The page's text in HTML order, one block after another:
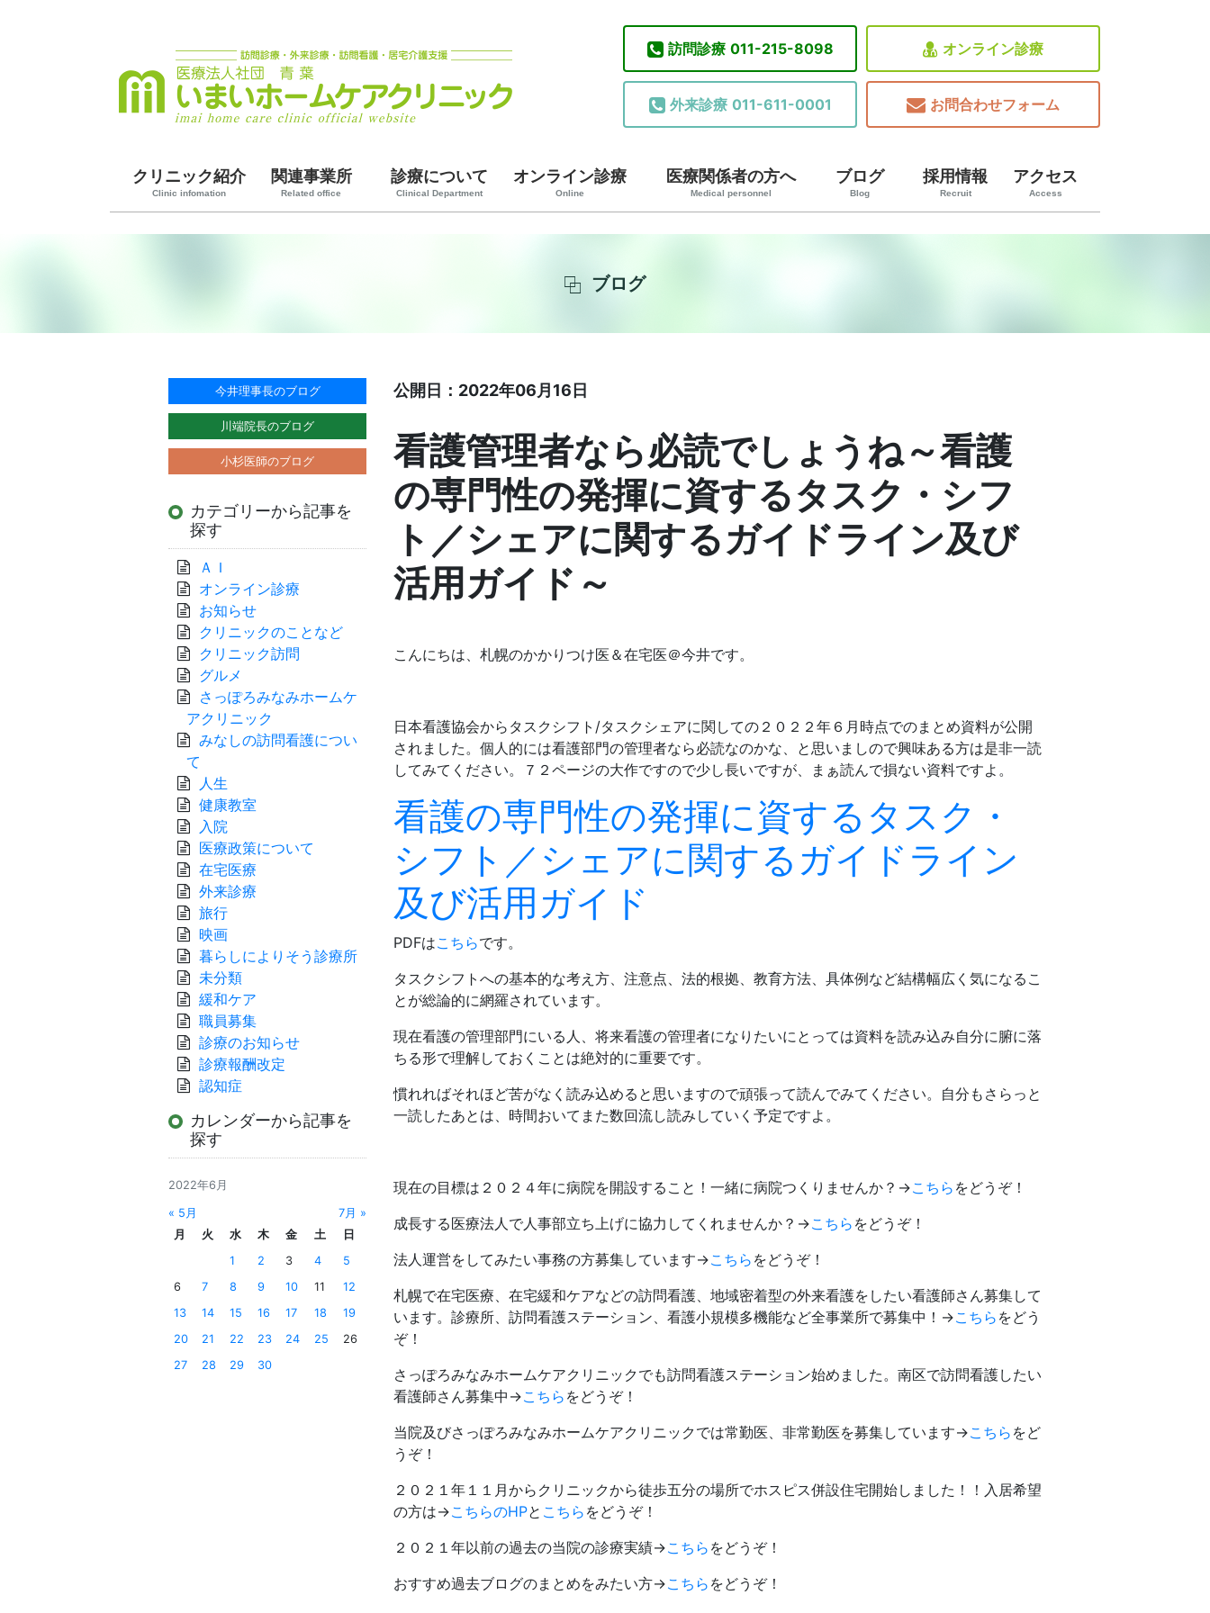
訪問診療 011-215-8098
外来診療 011-611-0001
オンライン診療
お問合わせフォーム
クリニック紹介
Clinic infomation
関連事業所
Related office
診療について
Clinical Department
オンライン診療
Online
医療関係者の方へ
Medical personnel
ブログ
Blog
採用情報
Recruit
アクセス
Access
ブログ
公開日：2022年06月16日
看護管理者なら必読でしょうね～看護
の専門性の発揮に資するタスク・シフ
ト／シェアに関するガイドライン及び
活用ガイド～
こんにちは、札幌のかかりつけ医＆在宅医＠今井です。
日本看護協会からタスクシフト/タスクシェアに関しての２０２２年６月時点でのまとめ資料が公開
されました。個人的には看護部門の管理者なら必読なのかな、と思いましので興味ある方は是非一読
してみてください。７２ページの大作ですので少し長いですが、まぁ読んで損ない資料ですよ。
看護の専門性の発揮に資するタスク・
シフト／シェアに関するガイドライン
及び活用ガイド
PDFはこちらです。
タスクシフトへの基本的な考え方、注意点、法的根拠、教育方法、具体例など結構幅広く気になるこ
とが総論的に網羅されています。
現在看護の管理部門にいる人、将来看護の管理者になりたいにとっては資料を読み込み自分に腑に落
ちる形で理解しておくことは絶対的に重要です。
慣れればそれほど苦がなく読み込めると思いますので頑張って読んでみてください。自分もさらっと
一読したあとは、時間おいてまた数回流し読みしていく予定ですよ。
現在の目標は２０２４年に病院を開設すること！一緒に病院つくりませんか？→こちら をどうぞ！
成長する医療法人で人事部立ち上げに協力してくれませんか？→こちら をどうぞ！
法人運営をしてみたい事務の方募集しています→こちら をどうぞ！
札幌で在宅医療、在宅緩和ケアなどの訪問看護、地域密着型の外来看護をしたい看護師さん募集して
います。診療所、訪問看護ステーション、看護小規模多機能など全事業所で募集中！→こちら をどう
ぞ！
さっぽろみなみホームケアクリニックでも訪問看護ステーション始めました。南区で訪問看護したい
看護師さん募集中→こちら をどうぞ！
当院及びさっぽろみなみホームケアクリニックでは常勤医、非常勤医を募集しています→こちら をど
うぞ！
２０２１年１１月からクリニックから徒歩五分の場所でホスピス併設住宅開始しました！！入居希望
の方は→こちらのHPと こちら をどうぞ！
２０２１年以前の過去の当院の診療実績→こちら をどうぞ！
おすすめ過去ブログのまとめをみたい方→こちら をどうぞ！
今井理事長のブログ
川端院長のブログ
小杉医師のブログ
カテゴリーから記事を
探す
ＡＩ
オンライン診療
お知らせ
クリニックのことなど
クリニック訪問
グルメ
さっぽろみなみホームケ
アクリニック
みなしの訪問看護につい
て
人生
健康教室
入院
医療政策について
在宅医療
外来診療
旅行
映画
暮らしによりそう診療所
未分類
緩和ケア
職員募集
診療のお知らせ
診療報酬改定
認知症
カレンダーから記事を
探す
2022年6月
« 5月
7月 »
月
火 水 木 金 土
日
1
2 3 4
5
6
7 8 9 10 11
12
13
14 15 16 17 18
19
20
21 22 23 24 25
26
27
28 29 30